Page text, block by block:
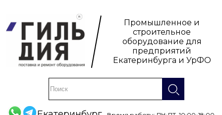
Промышленное и
строительное
оборудование для
предприятий
Екатеринбурга и УрФО